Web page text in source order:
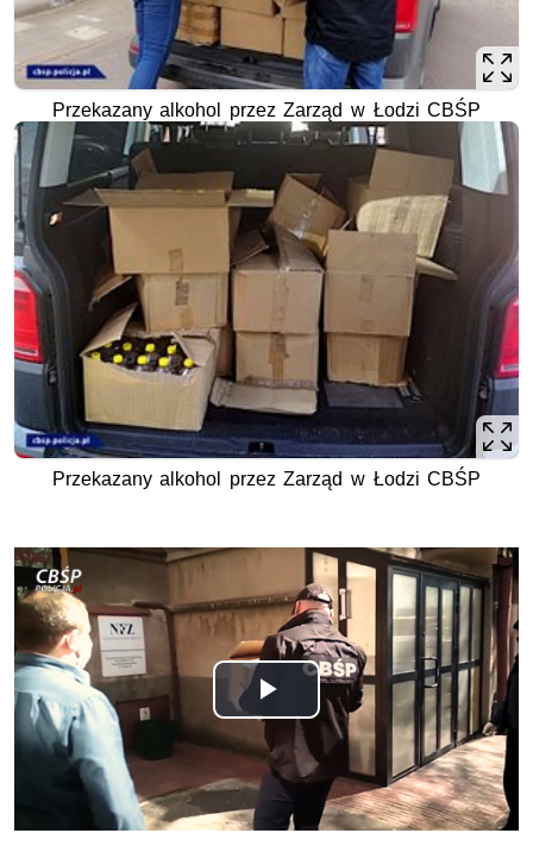
Przekazany alkohol przez Zarząd w Łodzi CBŚP
Przekazany alkohol przez Zarząd w Łodzi CBŚP
Odtwórz
wideo